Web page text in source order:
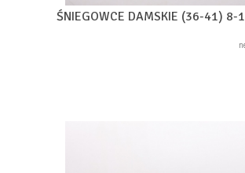
ŚNIEGOWCE DAMSKIE (36-41) 8-